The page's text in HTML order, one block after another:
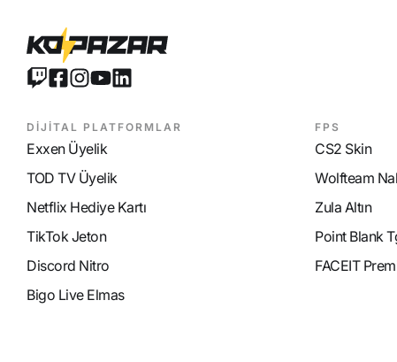
DİJİTAL PLATFORMLAR
Exxen Üyelik
TOD TV Üyelik
Netflix Hediye Kartı
TikTok Jeton
Discord Nitro
Bigo Live Elmas
FPS
CS2 Skin
Wolfteam
Zula Altın
Point Blank
FACEIT